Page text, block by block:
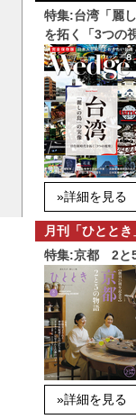
特集:台湾「麗
を拓く「3つの
»詳細を見る
月刊「ひととき
特集:京都 2と
»詳細を見る